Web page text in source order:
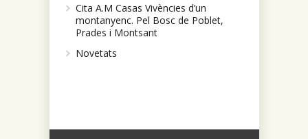
Cita A.M Casas Vivències d’un
montanyenc. Pel Bosc de Poblet,
Prades i Montsant
Novetats